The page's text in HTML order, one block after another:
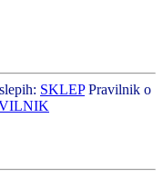
SKLEPPravilnik o